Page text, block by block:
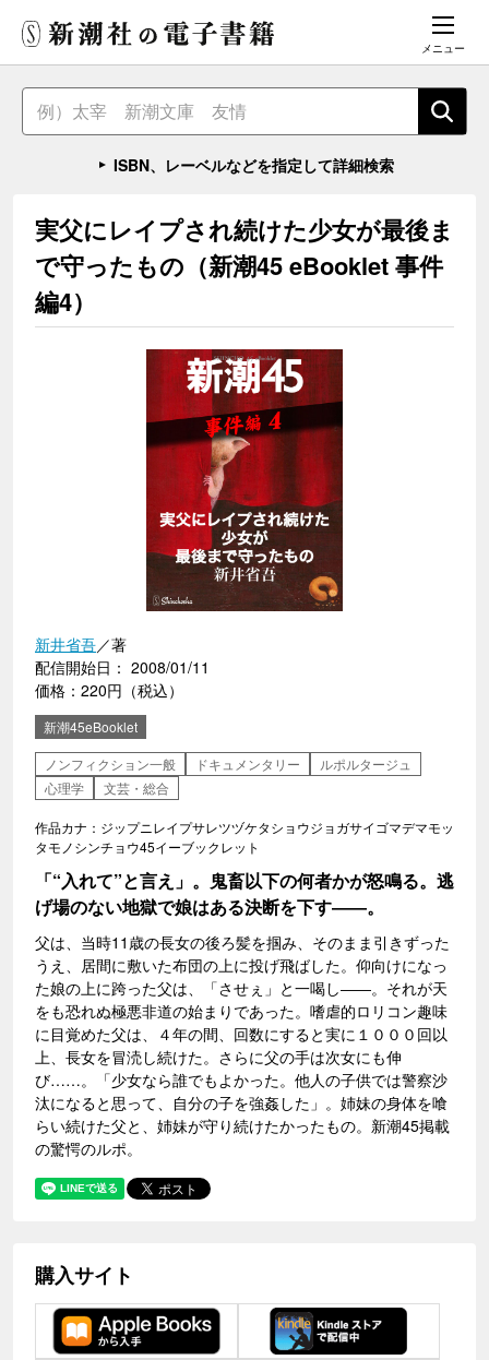
メニュー
ISBN、レーベルなどを指定して詳細検索
実父にレイプされ続けた少女が最後ま
で守ったもの（新潮45 eBooklet 事件
編4）
新井省吾／著
配信開始日： 2008/01/11
価格：220円（税込）
新潮45eBooklet
ノンフィクション一般
ドキュメンタリー
ルポルタージュ
心理学
文芸・総合
作品カナ：ジップニレイプサレツヅケタショウジョガサイゴマデマモッ
タモノシンチョウ45イーブックレット
「“入れて”と言え」。鬼畜以下の何者かが怒鳴る。逃
げ場のない地獄で娘はある決断を下す――。
父は、当時11歳の長女の後ろ髪を掴み、そのまま引きずった
うえ、居間に敷いた布団の上に投げ飛ばした。仰向けになっ
た娘の上に跨った父は、「させぇ」と一喝し――。それが天
をも恐れぬ極悪非道の始まりであった。嗜虐的ロリコン趣味
に目覚めた父は、４年の間、回数にすると実に１０００回以
上、長女を冒涜し続けた。さらに父の手は次女にも伸
び……。「少女なら誰でもよかった。他人の子供では警察沙
汰になると思って、自分の子を強姦した」。姉妹の身体を喰
らい続けた父と、姉妹が守り続けたかったもの。新潮45掲載
の驚愕のルポ。
購入サイト